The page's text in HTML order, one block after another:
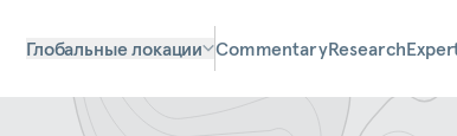
Глобальные локации CommentaryResearch